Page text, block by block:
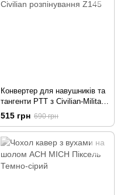
Конвертер для навушників та
тангенти PTT з Civilian-Military
та Military-Civilian
розпінування Z145
515 грн 690 грн